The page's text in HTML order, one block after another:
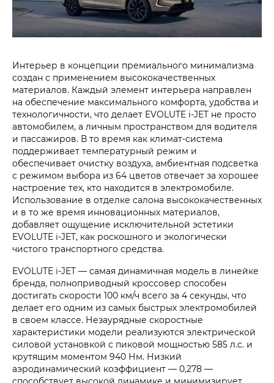
Интерьер в концепции премиального минимализма
создан с применением высококачественных
материалов. Каждый элемент интерьера направлен
на обеспечение максимального комфорта, удобства и
технологичности, что делает EVOLUTE i‑JET не просто
автомобилем, а личным пространством для водителя
и пассажиров. В то время как климат-система
поддерживает температурный режим и
обеспечивает очистку воздуха, амбиентная подсветка
с режимом выбора из 64 цветов отвечает за хорошее
настроение тех, кто находится в электромобиле.
Использование в отделке салона высококачественных
и в то же время инновационных материалов,
добавляет ощущение исключительной эстетики
EVOLUTE i‑JET, как роскошного и экологически
чистого транспортного средства.
EVOLUTE i‑JET — самая динамичная модель в линейке
бренда, полноприводный кроссовер способен
достигать скорости 100 км/ч всего за 4 секунды, что
делает его одним из самых быстрых электромобилей
в своем классе. Незаурядные скоростные
характеристики модели реализуются электрической
силовой установкой с пиковой мощностью 585 л.с. и
крутящим моментом 940 Нм. Низкий
аэродинамический коэффициент — 0,278 —